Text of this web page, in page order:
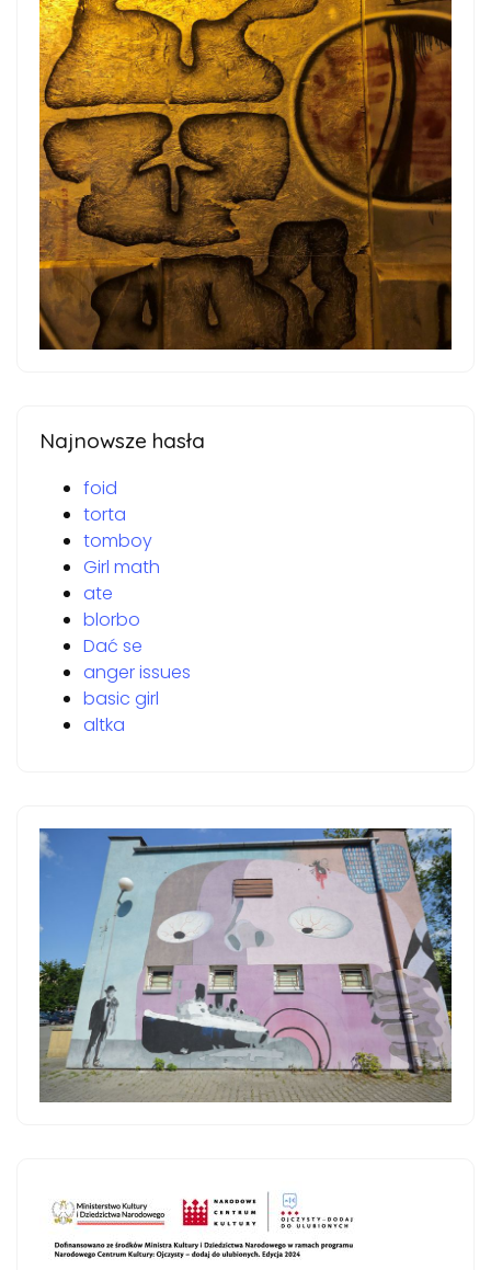
Najnowsze hasła
foid
torta
tomboy
Girl math
ate
blorbo
Dać se
anger issues
basic girl
altka